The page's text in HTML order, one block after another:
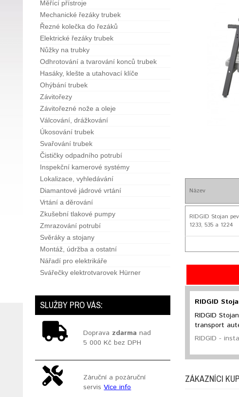
Měřící přístroje
Mechanické řezáky trubek
Řezné kolečka do řezáků
Elektrické řezáky trubek
Nůžky na trubky
Odhrotování a tvarování konců trubek
Hasáky, klešte a utahovací klíče
Ohýbání trubek
Závitořezy
Závitořezné nože a oleje
Válcování, drážkování
Úkosování trubek
Svařování trubek
Čističky odpadního potrubí
Inspekční kamerové systémy
Lokalizace, vyhledávání
Diamantové jádrové vrtání
Vrtání a děrování
Zkušební tlakové pumpy
Zmrazování potrubí
Svěráky a stojany
Montáž, údržba a ostatní
Nářadí pro elektrikáře
Svářečky elektrotvarovek Hürner
SLUŽBY PRO VÁS:
Doprava zdarma nad
5 000 Kč bez DPH
Záruční a pozáruční
servisVíce info
Název
RIDGID Stojan
1233, 535 a 1224
RIDGID
RIDGID
transport
RIDGID -
ZÁKAZNÍCI